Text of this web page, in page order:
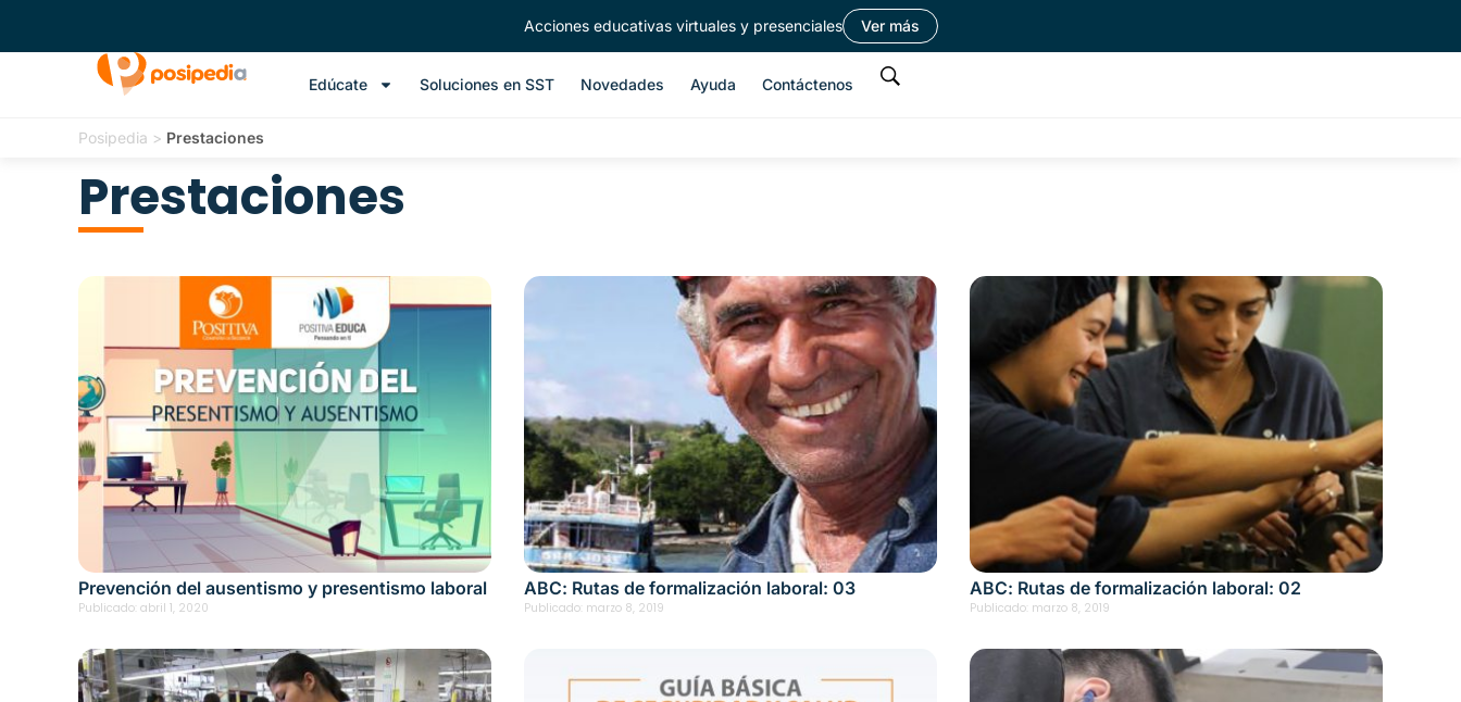
Acciones educativas virtuales y presenciales Ver más
Edúcate Soluciones en SST Novedades Ayuda Contáctenos
Posipedia > Prestaciones
Prestaciones
Prevención del ausentismo y presentismo laboral
Publicado: abril 1, 2020
ABC: Rutas de formalización laboral: 03
Publicado: marzo 8, 2019
ABC: Rutas de formalización laboral: 02
Publicado: marzo 8, 2019